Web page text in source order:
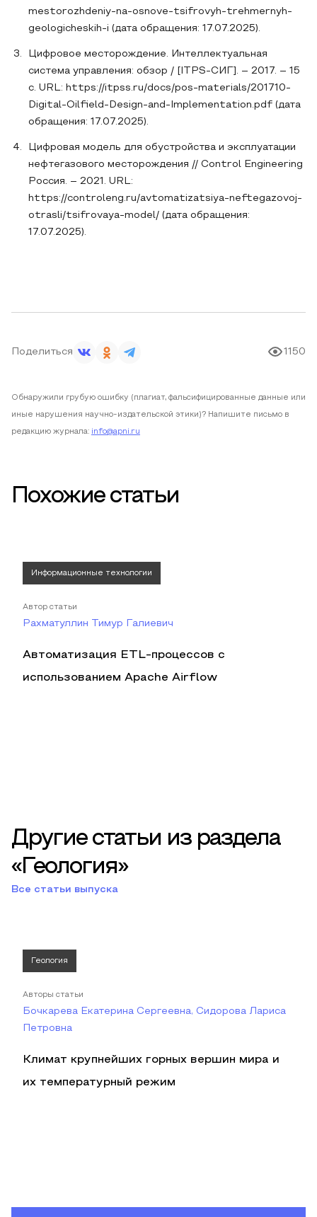
mestorozhdeniy-na-osnove-tsifrovyh-trehmernyh-
geologicheskih-i (дата обращения: 17.07.2025).
Цифровое месторождение. Интеллектуальная
система управления: обзор / [ITPS-СИГ]. – 2017. – 15
с. URL: https://itpss.ru/docs/pos-materials/201710-
Digital-Oilfield-Design-and-Implementation.pdf (дата
обращения: 17.07.2025).
Цифровая модель для обустройства и эксплуатации
нефтегазового месторождения // Control Engineering
Россия. – 2021. URL:
https://controleng.ru/avtomatizatsiya-neftegazovoj-
otrasli/tsifrovaya-model/ (дата обращения:
17.07.2025).
Поделиться 1150
Обнаружили грубую ошибку (плагиат, фальсифицированные данные или
иные нарушения научно-издательской этики)? Напишите письмо в
редакцию журнала: info@apni.ru
Похожие статьи
Информационные технологии
Автор статьи
Рахматуллин Тимур Галиевич
Автоматизация ETL-процессов с
использованием Apache Airflow
Другие статьи из раздела
«Геология»
Все статьи выпуска
Геология
Авторы статьи
Бочкарева Екатерина Сергеевна, Сидорова Лариса
Петровна
Климат крупнейших горных вершин мира и
их температурный режим